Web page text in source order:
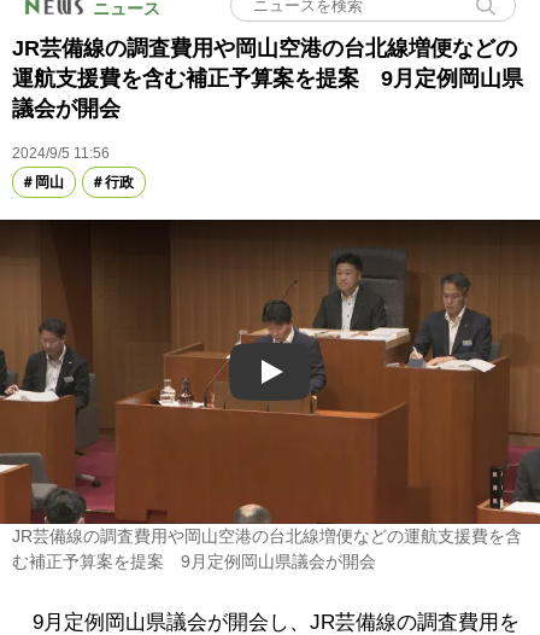
ニュース
JR芸備線の調査費用や岡山空港の台北線増便などの
運航支援費を含む補正予算案を提案 9月定例岡山県
議会が開会
2024/9/5 11:56
岡山
行政
Play
JR芸備線の調査費用や岡山空港の台北線増便などの運航支援費を含
む補正予算案を提案 9月定例岡山県議会が開会
9月定例岡山県議会が開会し、JR芸備線の調査費用を